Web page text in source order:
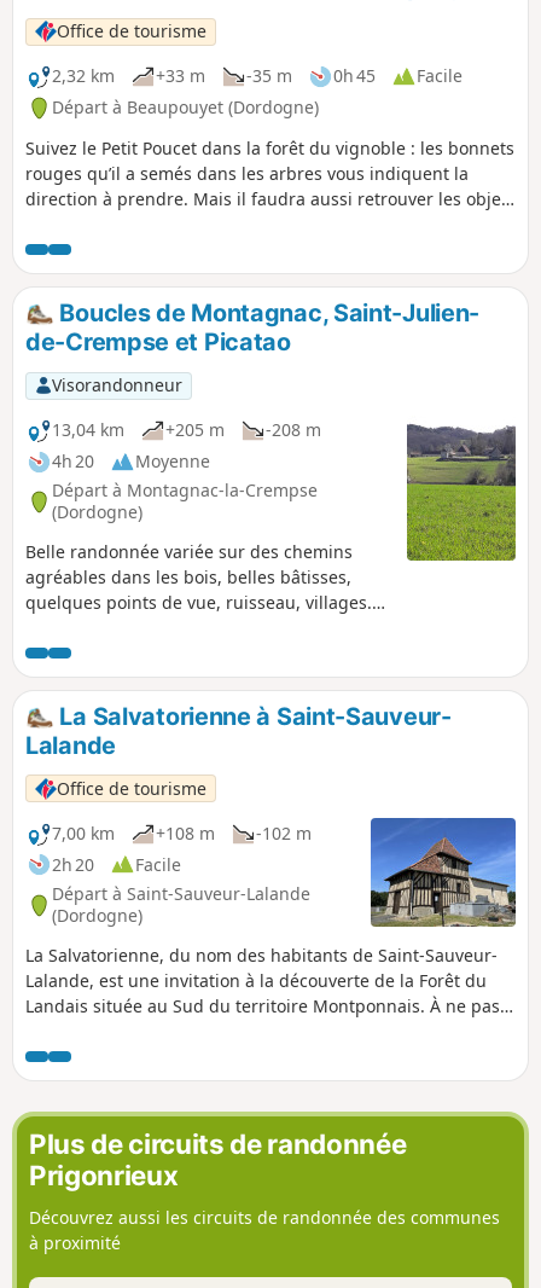
Office de tourisme
2,32 km
+33 m -35 m 0h 45
Facile
Départ à Beaupouyet (Dordogne)
Suivez le Petit Poucet dans la forêt du vignoble : les bonnets
rouges qu’il a semés dans les arbres vous indiquent la
direction à prendre. Mais il faudra aussi retrouver les objets
cachés tout près de vous.
Boucles de Montagnac, Saint-Julien-
de-Crempse et Picatao
Visorandonneur
13,04 km
+205 m
-208 m
4h 20
Moyenne
Départ à Montagnac-la-Crempse
(Dordogne)
Belle randonnée variée sur des chemins
agréables dans les bois, belles bâtisses,
quelques points de vue, ruisseau, villages.
et peut donc être raccourcie à loisir.
La Salvatorienne à Saint-Sauveur-
Lalande
Office de tourisme
7,00 km
+108 m
-102 m
2h 20
Facile
Départ à Saint-Sauveur-Lalande
(Dordogne)
La Salvatorienne, du nom des habitants de Saint-Sauveur-
Lalande, est une invitation à la découverte de la Forêt du
Landais située au Sud du territoire Montponnais. À ne pas
Plus de circuits de randonnée
Prigonrieux
Découvrez aussi les circuits de randonnée des communes
à proximité